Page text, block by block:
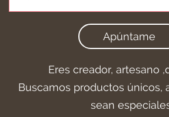
Apúntame
Eres creador, artesano
Buscamos productos únicos,
sean